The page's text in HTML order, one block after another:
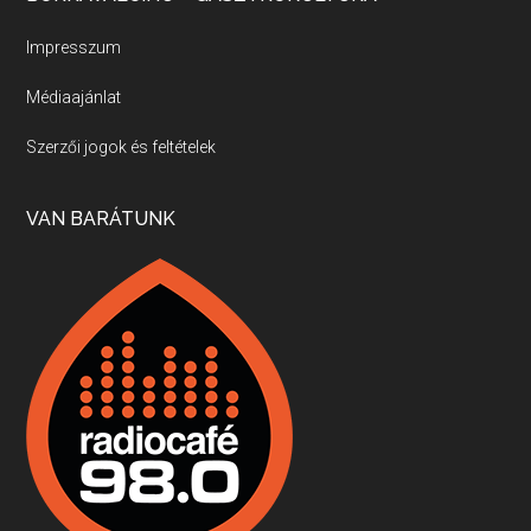
Villány, kékfrankos, Jackfall
Apr 17, 2026 • 00:35:38
Boston, teadélután, bab és homár
Apr 9, 2026 • 00:37:17
Fermentáljunk, a testünk meghálálja!
Apr 3, 2026 • 00:36:07
Impresszum
Médiaajánlat
Szerzői jogok és feltételek
VAN BARÁTUNK